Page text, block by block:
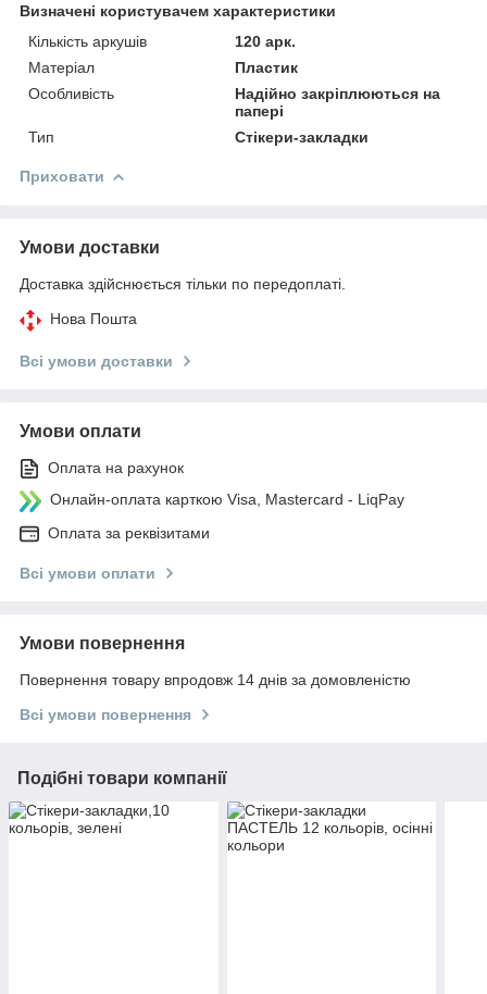
Визначені користувачем характеристики
Кількість аркушів
120 арк.
Матеріал
Пластик
Особливість
Надійно закріплюються на
папері
Тип
Стікери-закладки
Приховати
Умови доставки
Доставка здійснюється тільки по передоплаті.
Нова Пошта
Всі умови доставки
Умови оплати
Оплата на рахунок
Онлайн-оплата карткою Visa, Mastercard - LiqPay
Оплата за реквізитами
Всі умови оплати
Умови повернення
Повернення товару впродовж 14 днів за домовленістю
Всі умови повернення
Подібні товари компанії